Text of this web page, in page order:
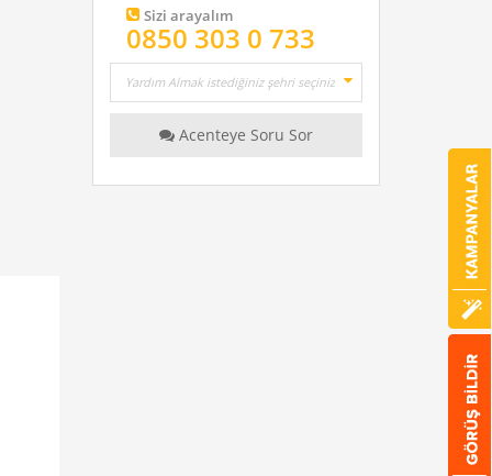
Sizi arayalım
0850 303 0 733
Acenteye Soru Sor